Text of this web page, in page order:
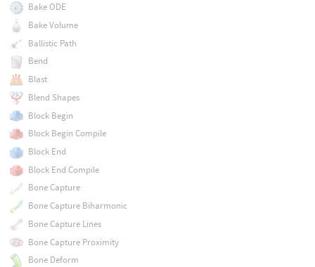
Bake ODE
Bake Volume
Ballistic Path
Bend
Blast
Blend Shapes
Block Begin
Block Begin Compile
Block End
Block End Compile
Bone Capture
Bone Capture Biharmonic
Bone Capture Lines
Bone Capture Proximity
Bone Deform